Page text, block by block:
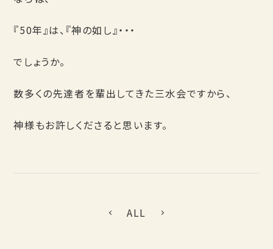
『50年』は、『神の如し』・・・
でしょうか。
数多くの先達者を輩出してきた三水会ですから、
神様もお許しくださると思います。
ALL